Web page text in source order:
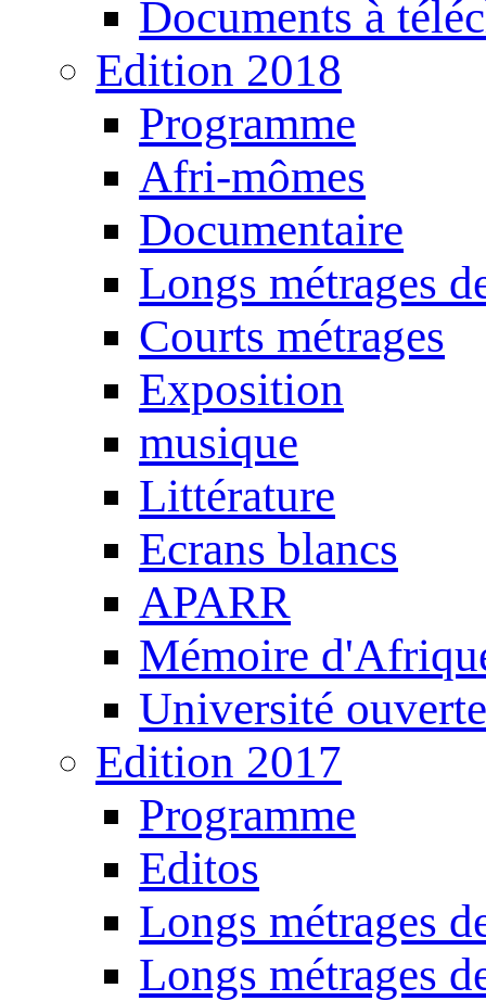
Documents à
Edition 2018
Programme
Afri-mômes
Documentaire
Longs métrages
Courts métrages
Exposition
musique
Littérature
Ecrans blancs
APARR
Mémoire
Université ouverte
Edition 2017
Programme
Editos
Longs métrages
Longs métrages